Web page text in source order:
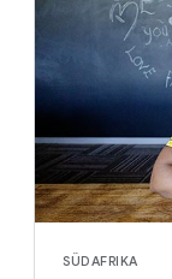
SÜDAFRIKA